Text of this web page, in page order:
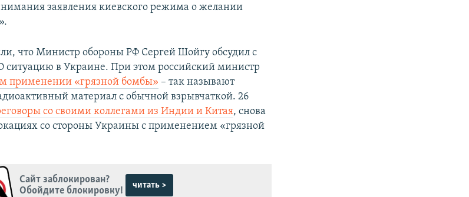
заявления киевского режима о желании
что Министр обороны РФ Сергей Шойгу обсудил с
ситуацию в Украине. При этом российский министр
применении «грязной бомбы» – так называют
материал с обычной взрывчаткой. 26
со своими коллегами из Индии и Китая, снова
со стороны Украины с применением «грязной
Сайт заблокирован?
Обойдите блокировку!
читать >